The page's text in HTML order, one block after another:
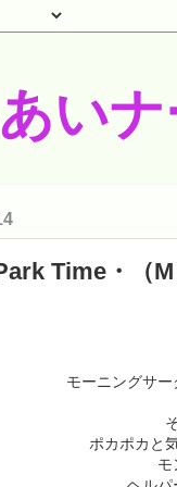
い
Time・（
モーニングサ
ポカポカと
モ